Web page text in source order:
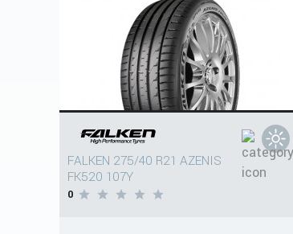
FALKEN 275/40 R21 AZENIS
FK520 107Y
0